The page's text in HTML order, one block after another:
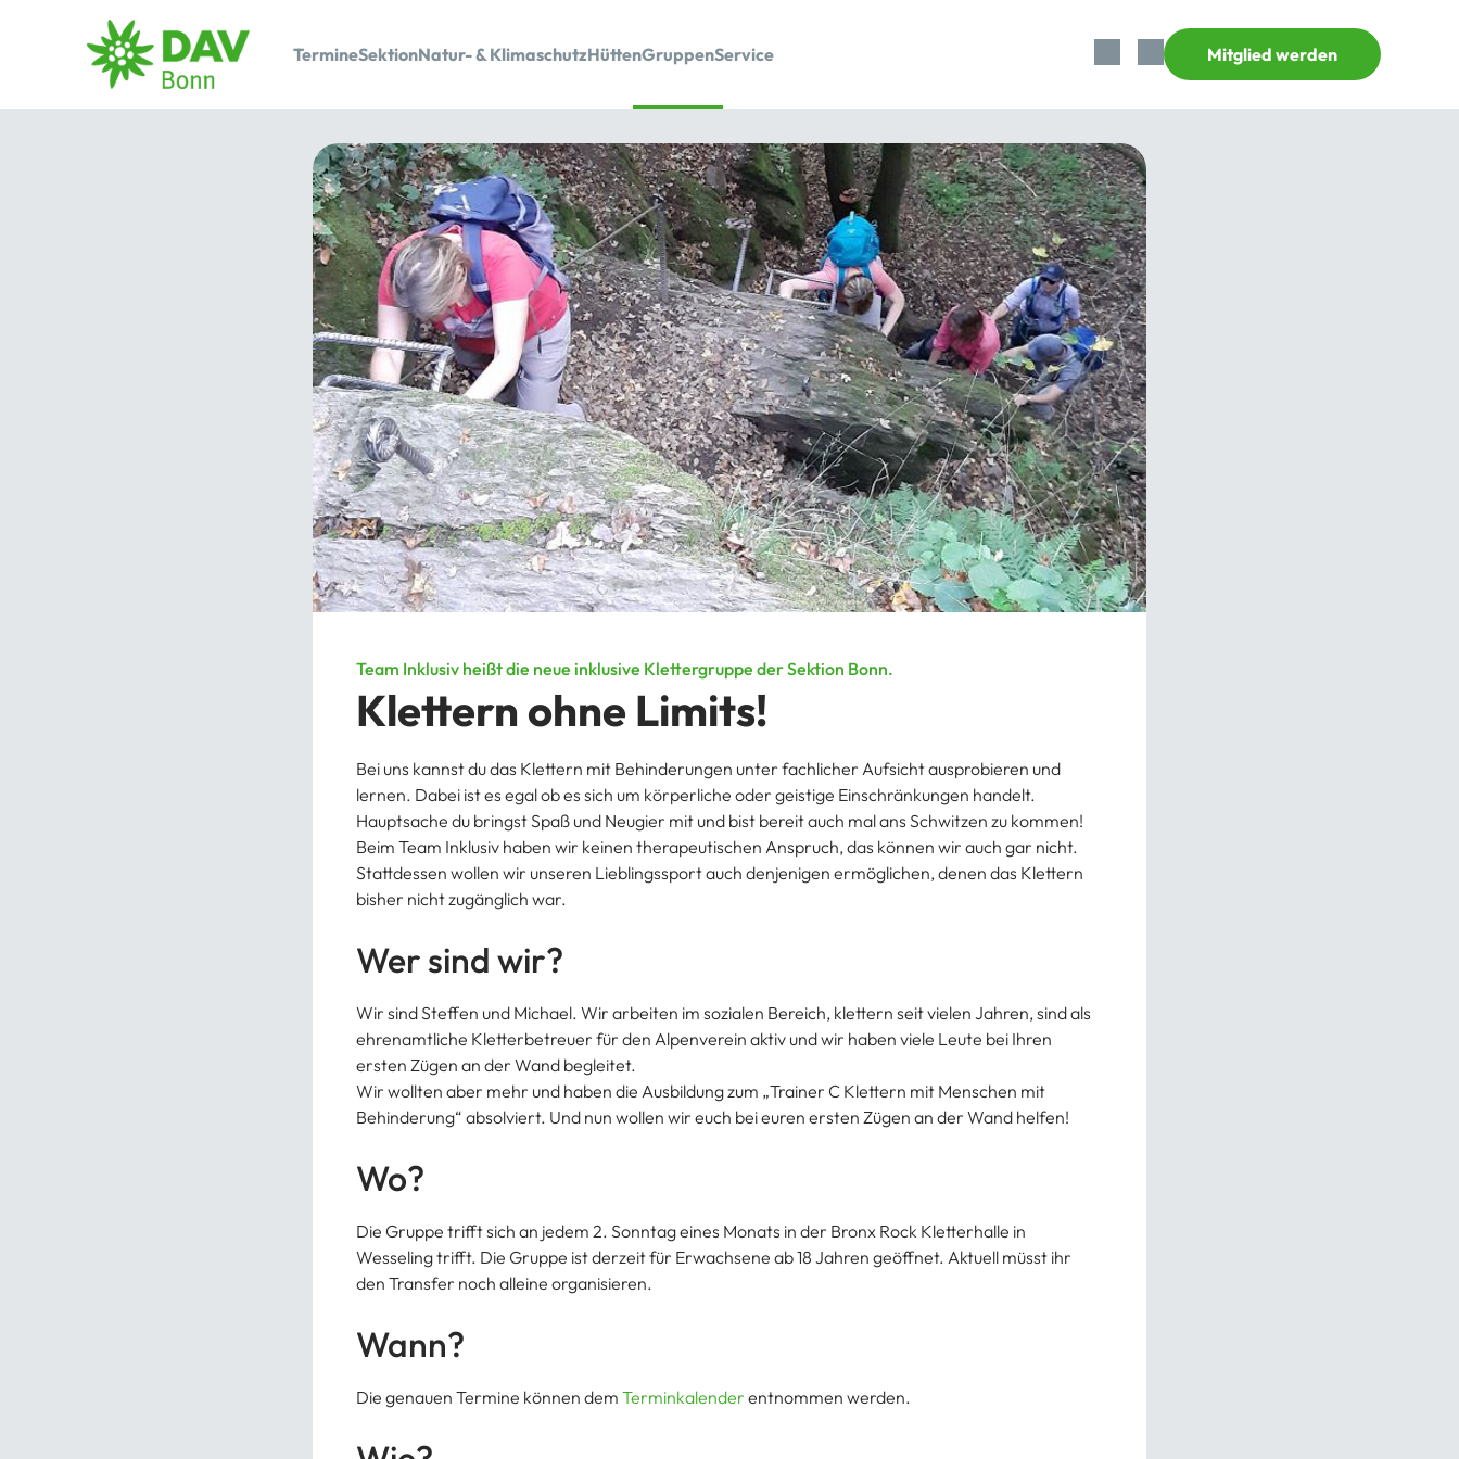
TermineSektionNatur- & KlimaschutzHüttenGruppenService Mitglied werden
Team Inklusiv heißt die neue inklusive Klettergruppe der Sektion Bonn.
Klettern ohne Limits!
Bei uns kannst du das Klettern mit Behinderungen unter fachlicher Aufsicht ausprobieren und
lernen. Dabei ist es egal ob es sich um körperliche oder geistige Einschränkungen handelt.
Hauptsache du bringst Spaß und Neugier mit und bist bereit auch mal ans Schwitzen zu kommen!
Beim Team Inklusiv haben wir keinen therapeutischen Anspruch, das können wir auch gar nicht.
Stattdessen wollen wir unseren Lieblingssport auch denjenigen ermöglichen, denen das Klettern
bisher nicht zugänglich war.
Wer sind wir?
Wir sind Steffen und Michael. Wir arbeiten im sozialen Bereich, klettern seit vielen Jahren, sind als
ehrenamtliche Kletterbetreuer für den Alpenverein aktiv und wir haben viele Leute bei Ihren
ersten Zügen an der Wand begleitet.
Wir wollten aber mehr und haben die Ausbildung zum „Trainer C Klettern mit Menschen mit
Behinderung“ absolviert. Und nun wollen wir euch bei euren ersten Zügen an der Wand helfen!
Wo?
Die Gruppe trifft sich an jedem 2. Sonntag eines Monats in der Bronx Rock Kletterhalle in
Wesseling trifft. Die Gruppe ist derzeit für Erwachsene ab 18 Jahren geöffnet. Aktuell müsst ihr
den Transfer noch alleine organisieren.
Wann?
Die genauen Termine können dem Terminkalender entnommen werden.